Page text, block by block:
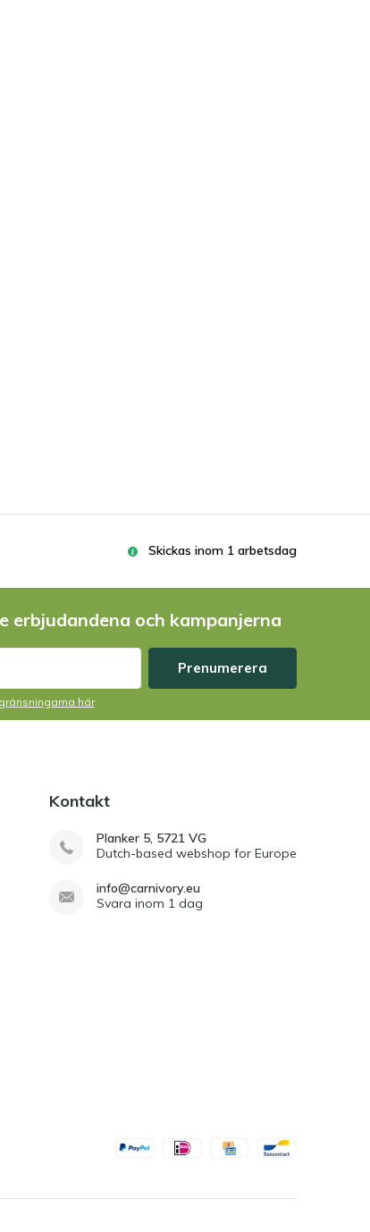
Skickas inom 1 arbetsdag
erbjudandena och kampanjerna
Prenumerera
här
Kontakt
Planker 5, 5721 VG
Dutch-based webshop for Europe
info@carnivory.eu
Svara inom 1 dag